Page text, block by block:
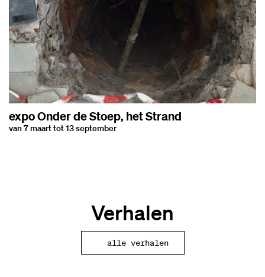
expo Onder de Stoep, het Strand
van 7 maart tot 13 september
Verhalen
alle verhalen